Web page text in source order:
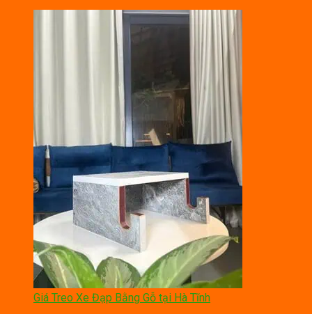
Giá Treo Xe Đạp Bằng Gỗ tại Hà Tĩnh